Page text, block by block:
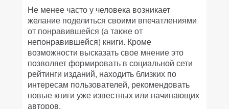
Не менее часто у человека возникает
желание поделиться своими впечатлениями
от понравившейся (а также от
непонравившейся) книги. Кроме
возможности высказать свое мнение это
позволяет формировать в социальной сети
рейтинги изданий, находить близких по
интересам пользователей, рекомендовать
новые книги уже известных или начинающих
авторов.